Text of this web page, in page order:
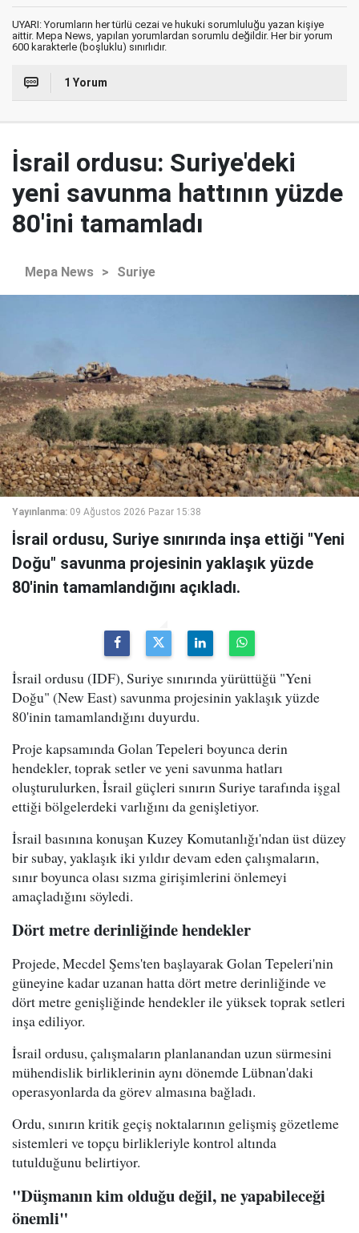
aittir. Mepa News, yapılan yorumlardan sorumlu değildir. Her bir yorum
600 karakterle (boşluklu) sınırlıdır.
1 Yorum
İsrail ordusu: Suriye'deki
yeni savunma hattının yüzde
80'ini tamamladı
Mepa News Suriye
İsrail ordusu, Suriye sınırında inşa ettiği "Yeni
Doğu" savunma projesinin yaklaşık yüzde
80'inin tamamlandığını açıkladı.
İsrail ordusu (IDF), Suriye sınırında yürüttüğü "Yeni
Doğu" (New East) savunma projesinin yaklaşık yüzde
80'inin tamamlandığını duyurdu.
Proje kapsamında Golan Tepeleri boyunca derin
hendekler, toprak setler ve yeni savunma hatları
oluşturulurken, İsrail güçleri sınırın Suriye tarafında işgal
ettiği bölgelerdeki varlığını da genişletiyor.
İsrail basınına konuşan Kuzey Komutanlığı'ndan üst düzey
bir subay, yaklaşık iki yıldır devam eden çalışmaların,
sınır boyunca olası sızma girişimlerini önlemeyi
amaçladığını söyledi.
Dört metre derinliğinde hendekler
Projede, Mecdel Şems'ten başlayarak Golan Tepeleri'nin
güneyine kadar uzanan hatta dört metre derinliğinde ve
dört metre genişliğinde hendekler ile yüksek toprak setleri
inşa ediliyor.
İsrail ordusu, çalışmaların planlanandan uzun sürmesini
mühendislik birliklerinin aynı dönemde Lübnan'daki
operasyonlarda da görev almasına bağladı.
Ordu, sınırın kritik geçiş noktalarının gelişmiş gözetleme
sistemleri ve topçu birlikleriyle kontrol altında
tutulduğunu belirtiyor.
"Düşmanın kim olduğu değil, ne yapabileceği
önemli"